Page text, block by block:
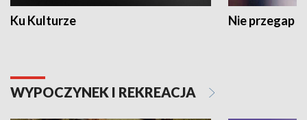
Ku Kulturze Nie przegap
WYPOCZYNEK I REKREACJA